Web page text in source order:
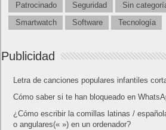
Patrocinado
Seguridad
Sin
Smartwatch
Software Tecnología
Publicidad
Letra de canciones populares infantiles
Cómo saber si te han bloqueado en
¿Cómo escribir la comillas latinas /
o angulares(« ») en un ordenador?